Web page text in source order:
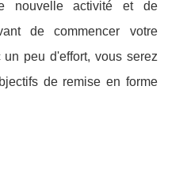
nouvelle activité et de
de commencer votre
peu d'effort, vous serez
de remise en forme